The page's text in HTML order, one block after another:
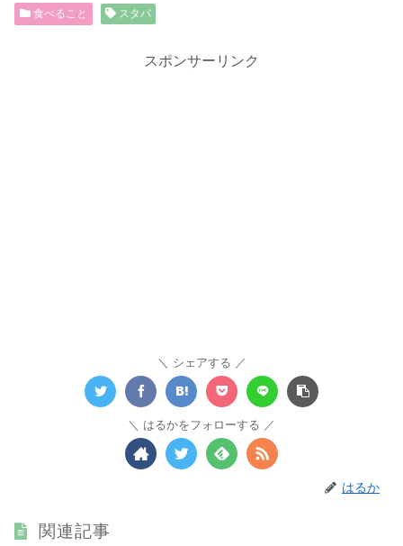
食べること スタバ
スポンサーリンク
シェアする
はるかをフォローする
はるか
関連記事